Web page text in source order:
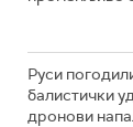
Руси
балистички
дронови